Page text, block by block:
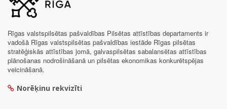
Rīgas valstspilsētas pašvaldības Pilsētas attīstības departaments ir
vadošā Rīgas valstspilsētas pašvaldības iestāde Rīgas pilsētas
stratēģiskās attīstības jomā, galvaspilsētas sabalansētas attīstības
plānošanas nodrošināšanā un pilsētas ekonomikas konkurētspējas
veicināšanā.
Norēķinu rekvizīti